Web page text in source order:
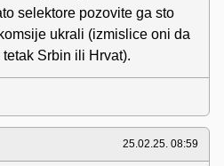
selektore pozovite ga sto
ukrali (izmislice oni da
Srbin ili Hrvat).
25.02.25. 08:59